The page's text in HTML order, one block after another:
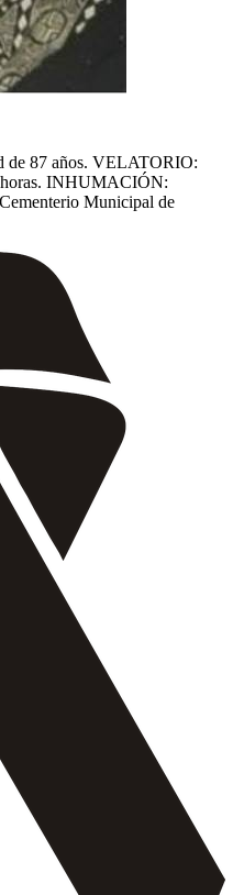
de 87 años. VELATORIO:
horas. INHUMACIÓN:
Municipal de